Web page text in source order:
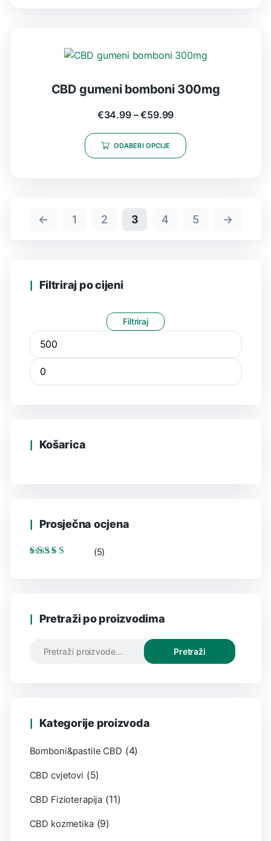
CBD gumeni bomboni 300mg
€34.99 –€59.99
ODABERI OPCIJE
← 1 2 3 4 5 →
Filtriraj po cijeni
Filtriraj
Košarica
Prosječna ocjena
(5)
Pretraži po proizvodima
Pretraži
Kategorije proizvoda
Bomboni&pastile CBD (4)
CBD cvjetovi (5)
CBD Fizioterapija (11)
CBD kozmetika (9)